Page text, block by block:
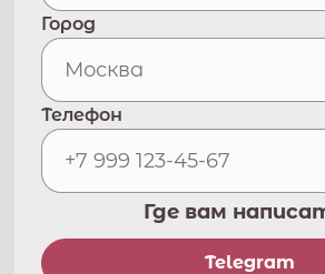
Город
Телефон
Где вам
Telegram